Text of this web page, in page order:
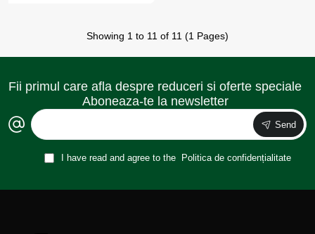
Showing 1 to 11 of 11 (1 Pages)
Fii primul care afla despre reduceri si oferte speciale
Aboneaza-te la newsletter
Send
I have read and agree to the Politica de confidențialitate